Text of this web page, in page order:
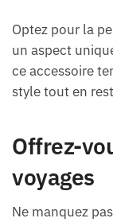
Optez pour la
un aspect
ce accessoire
style tout en
Offrez-
voyages
Ne manquez